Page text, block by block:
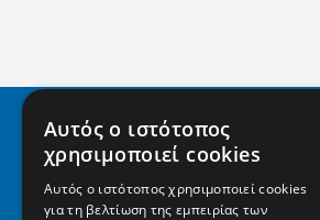
Αυτός ο ιστότοπος
χρησιμοποιεί cookies
Αυτός ο ιστότοπος χρησιμοποιεί cookies
για τη βελτίωση της εμπειρίας των